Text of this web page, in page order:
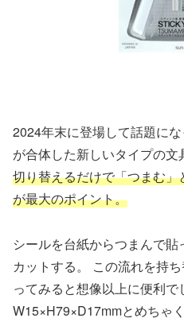
2024年末に登場して話題に
が合体した新しいタイプの文
切り替えるだけで「つまむ
が最大のポイント。
シールを台紙からつまんで
カットする。 この流れを持
ってみると想像以上に便利で
W15×H79×D17mmとめちゃ